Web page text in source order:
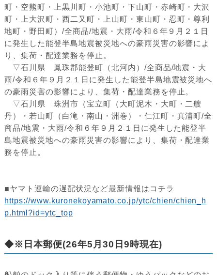
町・空熊町・上黒川町・小池町・下山町・赤崎町・大沢
町・上大沢町・西二又町・上山町・東山町・忍町・尊利
地町・野田町）/全商品/地震・大雨/令和６年９月２１日
に発生した能登半島地震被災地への豪雨災害の影響によ
り、集荷・配達業務を停止。
▽石川県 鳳珠郡能登町（北河内）/全商品/地震・大
雨/令和６年９月２１日に発生した能登半島地震被災地へ
の豪雨災害の影響により、集荷・配達業務を停止。
▽石川県 珠洲市（宝立町（大町泥木・大町・二艘
丹）・若山町（白滝・南山・洲巻）・仁江町・真浦町/全
商品/地震・大雨/令和６年９月２１日に発生した能登半
島地震被災地への豪雨災害の影響により、集荷・配達業
務を停止。
■ヤマト運輸の遅配状況など最新情報はコチラ
https://www.kuronekoyamato.co.jp/ytc/chien/chien_h
p.html?id=ytc_top
◆※日本郵便(26年5月30日9時現在)